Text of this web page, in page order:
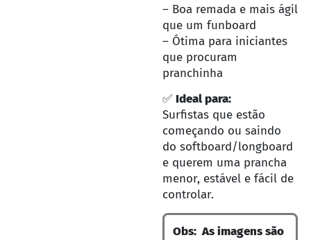
– Boa remada e mais ágil
que um funboard
– Ótima para iniciantes
que procuram
pranchinha
✅ Ideal para:
Surfistas que estão
começando ou saindo
do softboard/longboard
e querem uma prancha
menor, estável e fácil de
controlar.
Obs: As imagens são